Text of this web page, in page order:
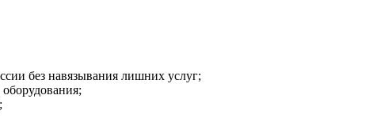
без навязывания лишних услуг;